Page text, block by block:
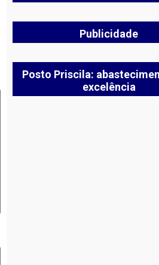
Publicidade
Posto Priscila:
excelência